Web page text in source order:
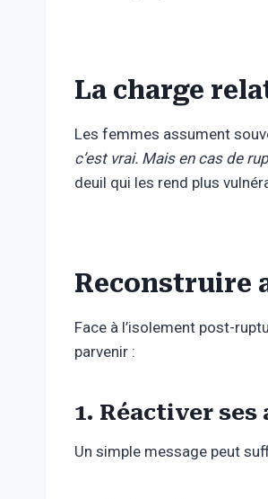
La charge
Les femmes assument
c’est vrai. Mais en cas de
deuil qui les rend plus
Reconstruire
Face à l’isolement post-
parvenir :
1. Réactiver
Un simple message peut